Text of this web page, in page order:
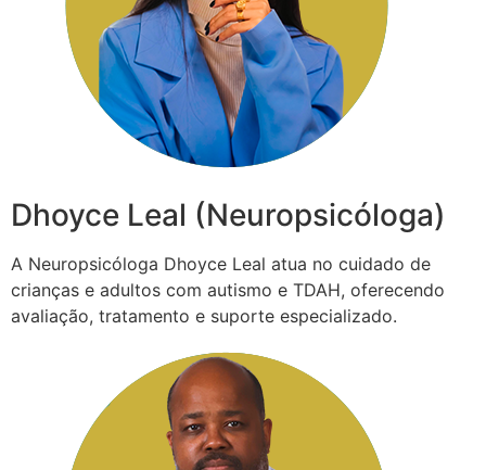
Dhoyce Leal (Neuropsicóloga)
A Neuropsicóloga Dhoyce Leal atua no cuidado de
crianças e adultos com autismo e TDAH, oferecendo
avaliação, tratamento e suporte especializado.